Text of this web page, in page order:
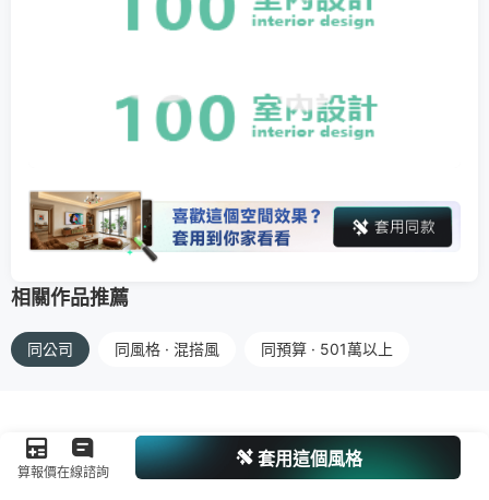
相關作品推薦
同公司 同風格 · 混搭風 同預算 · 501萬以上
算報價在線諮詢
套用這個風格